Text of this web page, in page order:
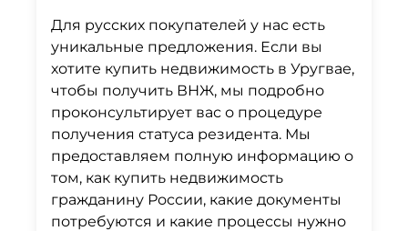
Для русских покупателей у нас есть
уникальные предложения. Если вы
хотите купить недвижимость в Уругвае,
чтобы получить ВНЖ, мы подробно
проконсультирует вас о процедуре
получения статуса резидента. Мы
предоставляем полную информацию о
том, как купить недвижимость
гражданину России, какие документы
потребуются и какие процессы нужно